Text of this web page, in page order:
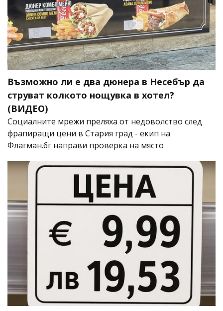
Възможно ли е два дюнера в Несебър да
струват колкото нощувка в хотел?
(ВИДЕО)
Социалните мрежи преляха от недоволство след
фрапиращи цени в Стария град - екип на
Флагман.бг направи проверка на място